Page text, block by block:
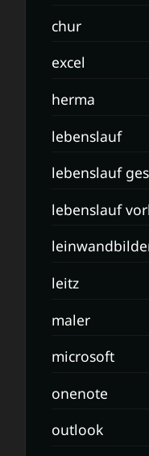
chur
excel
herma
lebenslauf
lebenslauf
lebenslauf
leitz
maler
microsoft
onenote
outlook